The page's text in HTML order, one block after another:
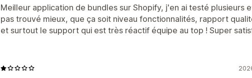
Meilleur application de bundles sur Shopify, j'en ai testé plusieurs
pas trouvé mieux, que ça soit niveau fonctionnalités, rapport
et surtout le support qui est très réactif équipe au top ! Super